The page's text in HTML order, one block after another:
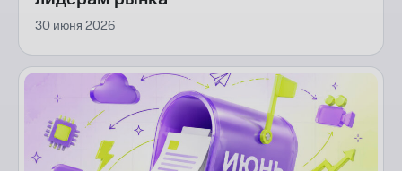
30 июня 2026